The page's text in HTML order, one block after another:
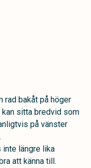
rad bakåt på höger
kan sitta bredvid som
på vänster
inte längre lika
att känna till.